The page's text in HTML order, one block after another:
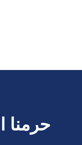
حرمنا